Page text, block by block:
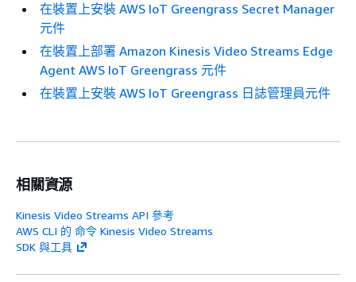
在裝置上安裝 AWS IoT Greengrass Secret Manager
元件
在裝置上部署 Amazon Kinesis Video Streams Edge
Agent AWS IoT Greengrass 元件
在裝置上安裝 AWS IoT Greengrass 日誌管理員元件
相關資源
Kinesis Video Streams API 參考
AWS CLI 的 命令 Kinesis Video Streams
SDK 與工具